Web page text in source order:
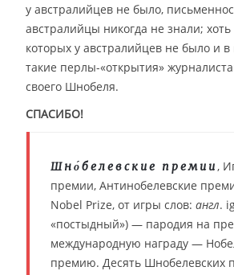
у австралийцев не было,
австралийцы никогда не знали; хоть
которых у австралийцев не было и
такие перлы-«открытия»
своего Шнобеля.
СПАСИБО!
Шно́белевские премии ,
премии, Антинобелевские
Nobel Prize, от игры слов: англ.
«постыдный») — пародия на
международную награду —
премию. Десять Шнобелевских